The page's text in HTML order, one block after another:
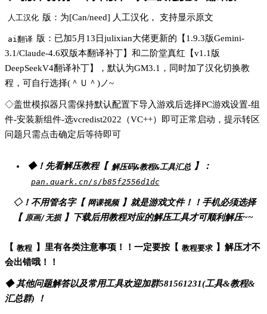
人工汉化 版：为[Can/need] 人工汉化， 支持显示原文
ai翻译 版：已加5月13日julixian大佬更新的【1.9.3版Gemini-
3.1/Claude-4.6双版本翻译补丁】和二阶堂真红【v1.1版
DeepSeekV4翻译补丁】，默认为GM3.1，同时加了汉化切换教
程，可自行选择(＾Ｕ＾)ノ~
◇盖世模拟器只需保持默认配置下导入游戏后选择PC游戏设置-组
件-安装新组件-选vcredist2022（VC++）即可正常启动，提示转区
问题只需点击确定后等待即可
◆！先看解压教程【 解压码&教程&工具汇总 】：
pan.quark.cn/s/b85f2556d1dc
◇！不用管名字【 网课视频 】就是游戏文件！！手机必须选择
【 原画/无损 】下载后用教程对应的解压工具才可顺利解压~~
【 教程 】里有各类注意事项！！一定要按【 教程要求 】解压才不
会出错哦！！
◆ 其他问题解答以及常用工具欢迎加群581561231(工具&教程&
汇总群) ！